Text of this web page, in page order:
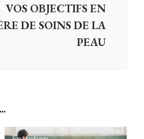
VOS OBJECTIFS EN
DE SOINS DE LA
PEAU